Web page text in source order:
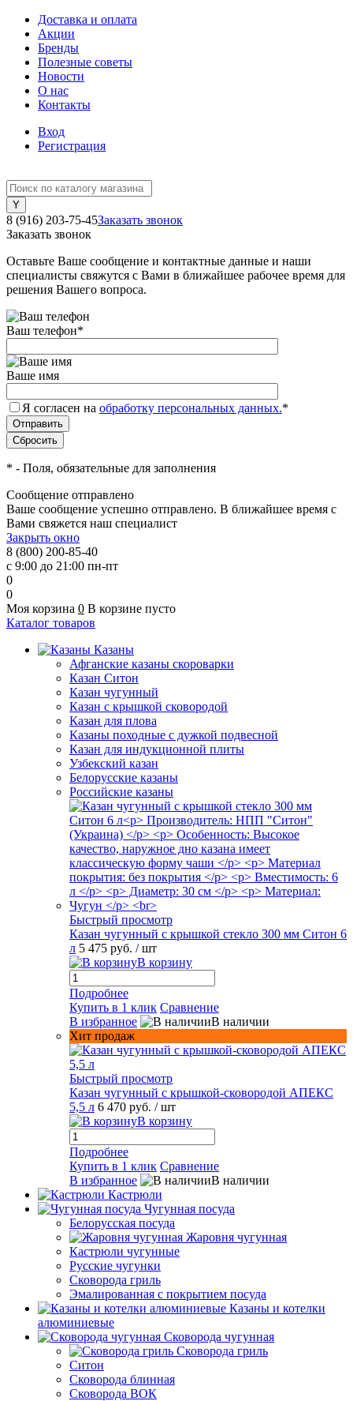
Доставка и оплата
Акции
Бренды
Полезные советы
Новости
О нас
Контакты
Вход
Регистрация
8 (916) 203-75-45Заказать звонок
Заказать звонок
Оставьте Ваше сообщение и контактные данные и наши
специалисты свяжутся с Вами в ближайшее рабочее время для
решения Вашего вопроса.
Ваш телефон*
Ваше имя
Я согласен на обработку персональных данных.*
* - Поля, обязательные для заполнения
Сообщение отправлено
Ваше сообщение успешно отправлено. В ближайшее время с
Вами свяжется наш специалист
Закрыть окно
8 (800) 200-85-40
с 9:00 до 21:00 пн-пт
0
0
Моя корзина 0 В корзине пусто
Каталог товаров
Казаны
Афганские казаны скороварки
Казан Ситон
Казан чугунный
Казан с крышкой сковородой
Казан для плова
Казаны походные с дужкой подвесной
Казан для индукционной плиты
Узбекский казан
Белорусские казаны
Российские казаны
Быстрый просмотр
Казан чугунный с крышкой стекло 300 мм Ситон 6
л 5 475 руб. / шт
В корзину
Подробнее
Купить в 1 клик Сравнение
В избранное
В наличии
Хит продаж
Быстрый просмотр
Казан чугунный с крышкой-сковородой АПЕКС
5,5 л 6 470 руб. / шт
В корзину
Подробнее
Купить в 1 клик Сравнение
В избранное
В наличии
Кастрюли
Чугунная посуда
Белорусская посуда
Жаровня чугунная
Кастрюли чугунные
Русские чугунки
Сковорода гриль
Эмалированная с покрытием посуда
Казаны и котелки
алюминиевые
Сковорода чугунная
Сковорода гриль
Ситон
Сковорода блинная
Сковорода ВОК